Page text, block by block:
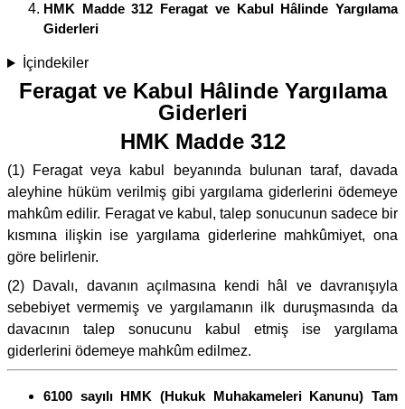
HMK Madde 312 Feragat ve Kabul Hâlinde Yargılama
Giderleri
İçindekiler
Feragat ve Kabul Hâlinde Yargılama
Giderleri
HMK Madde 312
(1) Feragat veya kabul beyanında bulunan taraf, davada
aleyhine hüküm verilmiş gibi yargılama giderlerini ödemeye
mahkûm edilir. Feragat ve kabul, talep sonucunun sadece bir
kısmına ilişkin ise yargılama giderlerine mahkûmiyet, ona
göre belirlenir.
(2) Davalı, davanın açılmasına kendi hâl ve davranışıyla
sebebiyet vermemiş ve yargılamanın ilk duruşmasında da
davacının talep sonucunu kabul etmiş ise yargılama
giderlerini ödemeye mahkûm edilmez.
6100 sayılı HMK (Hukuk Muhakameleri Kanunu) Tam